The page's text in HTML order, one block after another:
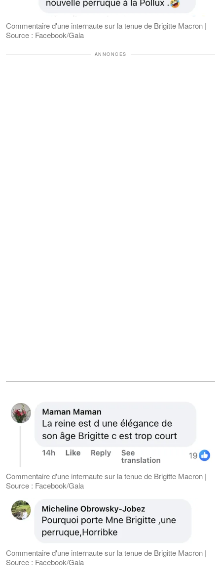
Commentaire d'une internaute sur la tenue de Brigitte Macron |
Source : Facebook/Gala
ANNONCES
Commentaire d'une internaute sur la tenue de Brigitte Macron |
Source : Facebook/Gala
Commentaire d'une internaute sur la tenue de Brigitte Macron |
Source : Facebook/Gala